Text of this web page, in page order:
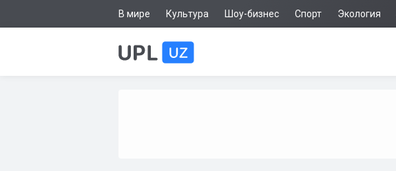
В мире Культура Шоу-бизнес Спорт Экология